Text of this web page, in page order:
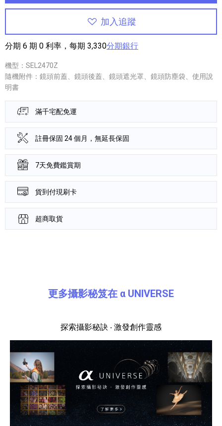
加入追蹤
分期 6 期 0 利率，每期 3,330分期銀行
機型：SEL2470Z
隨機附件：鏡頭前蓋、鏡頭後蓋、鏡頭遮光罩、鏡頭防塵袋、使用說
明書
滿千宅配免運
註冊保固 24 個月，無延長保固
7天免費鑑賞期
貨到付現刷卡
超商取貨
更多攝影秘笈在 α UNIVERSE
探索攝影秘訣 ‧ 激發創作靈感